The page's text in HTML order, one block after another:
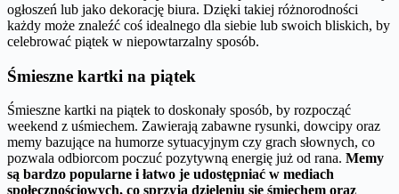
ogłoszeń lub jako dekorację biura. Dzięki takiej różnorodności
każdy może znaleźć coś idealnego dla siebie lub swoich bliskich, by
celebrować piątek w niepowtarzalny sposób.
Śmieszne kartki na piątek
Śmieszne kartki na piątek to doskonały sposób, by rozpocząć
weekend z uśmiechem. Zawierają zabawne rysunki, dowcipy oraz
memy bazujące na humorze sytuacyjnym czy grach słownych, co
pozwala odbiorcom poczuć pozytywną energię już od rana. Memy
są bardzo popularne i łatwo je udostępniać w mediach
społecznościowych, co sprzyja dzieleniu się śmiechem oraz